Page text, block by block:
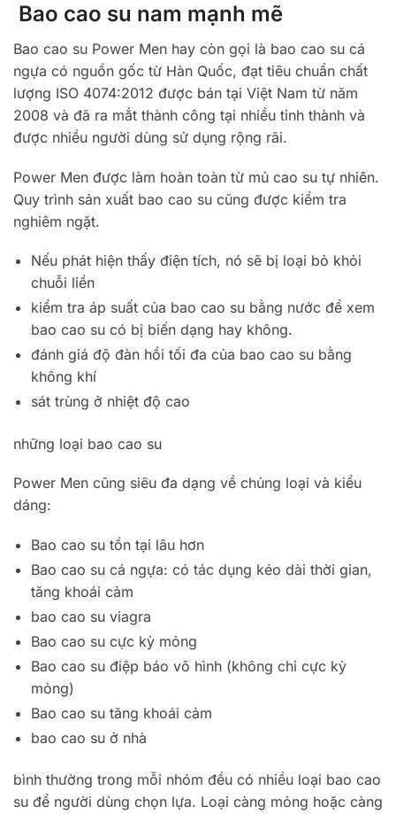
Bao cao su nam mạnh mẽ
Bao cao su Power Men hay còn gọi là bao cao su cá
ngựa có nguồn gốc từ Hàn Quốc, đạt tiêu chuẩn chất
lượng ISO 4074:2012 được bán tại Việt Nam từ năm
2008 và đã ra mắt thành công tại nhiều tỉnh thành và
được nhiều người dùng sử dụng rộng rãi.
Power Men được làm hoàn toàn từ mủ cao su tự nhiên.
Quy trình sản xuất bao cao su cũng được kiểm tra
nghiêm ngặt.
Nếu phát hiện thấy điện tích, nó sẽ bị loại bỏ khỏi
chuỗi liền
kiểm tra áp suất của bao cao su bằng nước để xem
bao cao su có bị biến dạng hay không.
đánh giá độ đàn hồi tối đa của bao cao su bằng
không khí
sát trùng ở nhiệt độ cao
những loại bao cao su
Power Men cũng siêu đa dạng về chủng loại và kiểu
dáng:
Bao cao su tồn tại lâu hơn
Bao cao su cá ngựa: có tác dụng kéo dài thời gian,
tăng khoái cảm
bao cao su viagra
Bao cao su cực kỳ mỏng
Bao cao su điệp báo vô hình (không chỉ cực kỳ
mỏng)
Bao cao su tăng khoái cảm
bao cao su ở nhà
bình thường trong mỗi nhóm đều có nhiều loại bao cao
su để người dùng chọn lựa. Loại càng mỏng hoặc càng